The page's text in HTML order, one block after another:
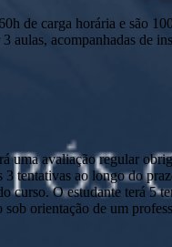
de carga horária e são
aulas, acompanhadas de
uma avaliação regular
tentativas ao longo do
curso. O estudante terá 5
orientação de um